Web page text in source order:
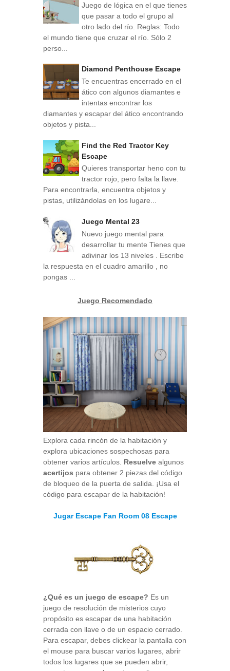
Juego de lógica en el que tienes
que pasar a todo el grupo al
otro lado del río. Reglas: Todo
el mundo tiene que cruzar el río. Sólo 2
perso...
Diamond Penthouse Escape
Te encuentras encerrado en el
ático con algunos diamantes e
intentas encontrar los
diamantes y escapar del ático encontrando
objetos y pista...
Find the Red Tractor Key
Escape
Quieres transportar heno con tu
tractor rojo, pero falta la llave.
Para encontrarla, encuentra objetos y
pistas, utilizándolas en los lugare...
Juego Mental 23
Nuevo juego mental para
desarrollar tu mente Tienes que
adivinar los 13 niveles . Escribe
la respuesta en el cuadro amarillo , no
pongas ...
Juego Recomendado
Explora cada rincón de la habitación y
explora ubicaciones sospechosas para
obtener varios artículos. Resuelve algunos
acertijos para obtener 2 piezas del código
de bloqueo de la puerta de salida. ¡Usa el
código para escapar de la habitación!
Jugar Escape Fan Room 08 Escape
¿Qué es un juego de escape? Es un
juego de resolución de misterios cuyo
propósito es escapar de una habitación
cerrada con llave o de un espacio cerrado.
Para escapar, debes clickear la pantalla con
el mouse para buscar varios lugares, abrir
todos los lugares que se pueden abrir,